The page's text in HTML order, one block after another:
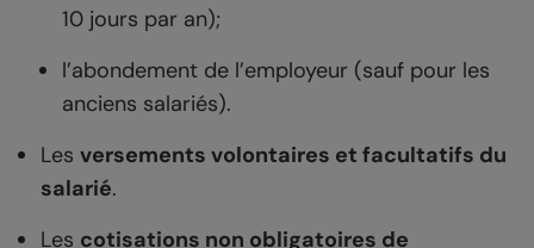
10 jours par an);
l’abondement de l’employeur (sauf pour les
anciens salariés).
Les versements volontaires et facultatifs du
salarié.
Les cotisations non obligatoires de